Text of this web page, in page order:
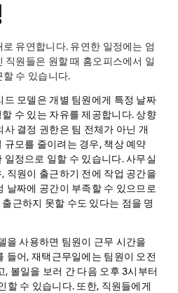
유연합니다. 유연한 일정에는 엄
직원들은 원할 때 홈오피스에서 일
수 있습니다.
드 모델은 개별 팀원에게 특정 날짜
수 있는 자유를 제공합니다. 상향
사 결정 권한은 팀 전체가 아닌 개
규모를 줄이려는 경우, 책상 예약
일정으로 일할 수 있습니다. 사무실
직원이 출근하기 전에 작업 공간을
날짜에 공간이 부족할 수 있으므로
근하지 못할 수도 있다는 점을 명
을 사용하면 팀원이 근무 시간을
들어, 재택근무일에는 팀원이 오전
, 볼일을 보러 간 다음 오후 3시부터
할 수 있습니다. 또한, 직원들에게